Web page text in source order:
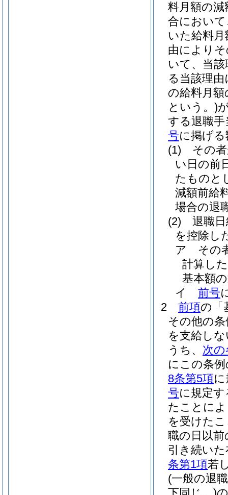
料月額の減
合におい
いた給料
由により
いて、当
る当該理
の給料月
という。)
する退職
号に掲げ
(1)
その
い日の前
たものと
減額前給
場合の退
(2)
退職
を控除し
ア
その
計算し
基本額
イ
前号
2
前項の「
その他の
を支給し
うち、 次
にこの条
8条第5項
号に規定
たことに
を受けた
職の日以
引き続い
条第1項若
(一般の退